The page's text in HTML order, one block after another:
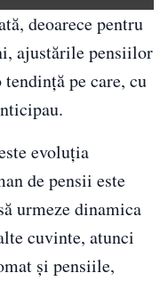
deoarece pentru
ajustările pensiilor
tendință pe care, cu
evoluția
de pensii este
urmeze dinamica
cuvinte, atunci
și pensiile,